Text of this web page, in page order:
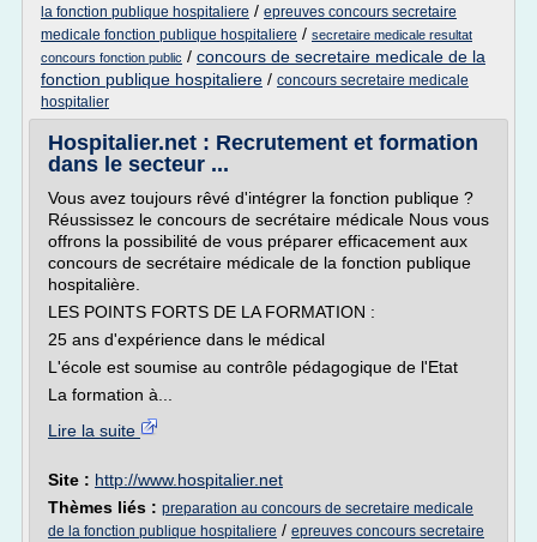
la fonction publique hospitaliere / epreuves concours secretaire
medicale fonction publique hospitaliere / secretaire medicale resultat
concours fonction public / concours de secretaire medicale de la
fonction publique hospitaliere / concours secretaire medicale
hospitalier
Hospitalier.net : Recrutement et formation
dans le secteur ...
Vous avez toujours rêvé d'intégrer la fonction publique ?
Réussissez le concours de secrétaire médicale Nous vous
offrons la possibilité de vous préparer efficacement aux
concours de secrétaire médicale de la fonction publique
hospitalière.
LES POINTS FORTS DE LA FORMATION :
25 ans d'expérience dans le médical
L'école est soumise au contrôle pédagogique de l'Etat
La formation à...
Lire la suite
Site : http://www.hospitalier.net
Thèmes liés : preparation au concours de secretaire medicale
de la fonction publique hospitaliere / epreuves concours secretaire